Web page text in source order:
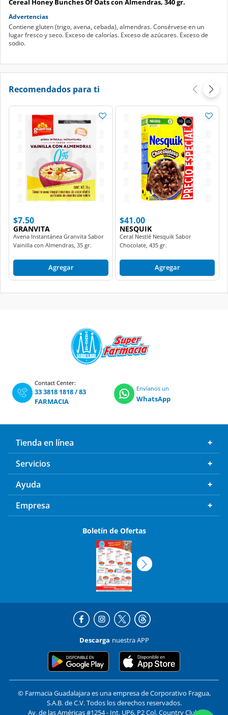
Cereal Honey Bunches Of Oats con Almendras, 340 gr.
Advertencias
Contiene gluten (trigo, avena, cebada), almendras. Consérvese en un
lugar fresco y seco. Exceso de calorías. Exceso de azúcares. Exceso de
sodio.
Recomendados para ti
$7.50
GRANVITA
Avena Instantánea Granvita Sabor
Vainilla con Almendras, 35 gr.
Agregar
$41.00
NESQUIK
Ceral Nestlé Nesquik Sabor
Chocolate, 435 gr.
Agregar
Contact Center:
33 3818 1818/83
FARMACIA
Envíanos un
WhatsApp
Tienda en línea
Servicios
Ayuda
Empresa
Boletín de Ofertas
Descarga nuestra APP
© Farmacia Guadalajara es una empresa de Corporativo Fragua,
S.A.B. de C.V. Todos los derechos reservados.
Av. de las Américas #1254 - Int. UP6, P2 Col. Country Club,